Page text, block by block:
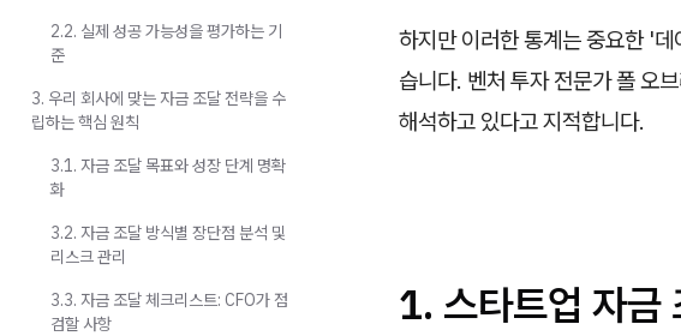
하지만 이러한 통계는 중요한 '
습니다. 벤처 투자 전문가 폴 오
해석하고 있다고 지적합니다.
1. 스타트업 자금
2.2. 실제 성공 가능성을 평가하는 기
준
3. 우리 회사에 맞는 자금 조달 전략을 수
립하는 핵심 원칙
3.1. 자금 조달 목표와 성장 단계 명확
화
3.2. 자금 조달 방식별 장단점 분석 및
리스크 관리
3.3. 자금 조달 체크리스트: CFO가 점
검할 사항